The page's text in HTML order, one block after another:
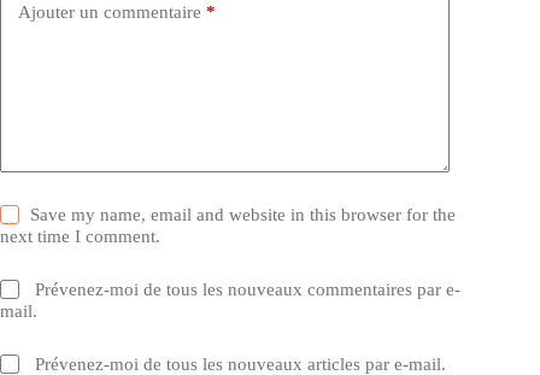
Ajouter un commentaire *
Save my name, email and website in this browser for the
next time I comment.
Prévenez-moi de tous les nouveaux commentaires par e-
mail.
Prévenez-moi de tous les nouveaux articles par e-mail.